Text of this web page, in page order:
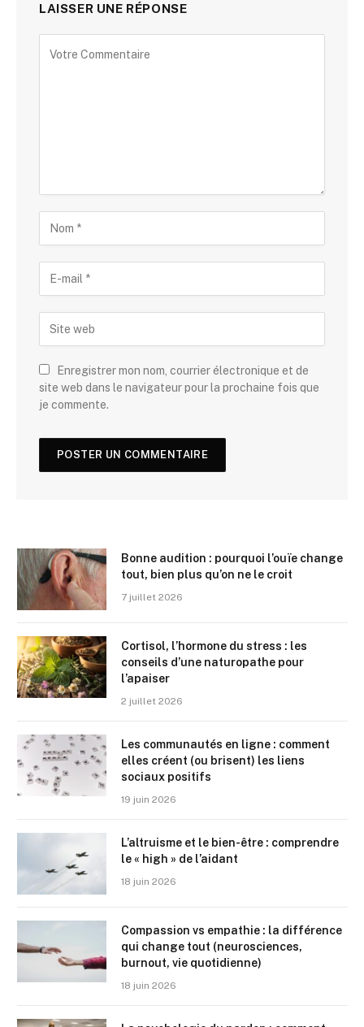
LAISSER UNE RÉPONSE
Enregistrer mon nom, courrier électronique et de
site web dans le navigateur pour la prochaine fois que
je commente.
Bonne audition : pourquoi l’ouïe change
tout, bien plus qu’on ne le croit
7 juillet 2026
Cortisol, l’hormone du stress : les
conseils d’une naturopathe pour
l’apaiser
2 juillet 2026
Les communautés en ligne : comment
elles créent (ou brisent) les liens
sociaux positifs
19 juin 2026
L’altruisme et le bien-être : comprendre
le « high » de l’aidant
18 juin 2026
Compassion vs empathie : la différence
qui change tout (neurosciences,
burnout, vie quotidienne)
18 juin 2026